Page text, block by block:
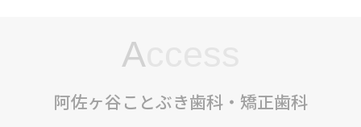
A
阿佐ヶ谷ことぶき歯科・矯正歯科